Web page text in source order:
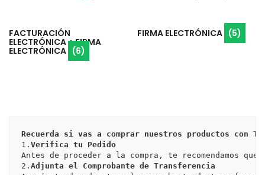
FACTURACIÓN
ELECTRÓNICA + FIRMA
ELECTRÓNICA (6)
FIRMA ELECTRÓNICA (5)
Recuerda si vas a comprar nuestros productos con
1. Verifica tu Pedido
Antes de proceder a la compra, te recomendamos
2. Adjunta el Comprobante de Transferencia